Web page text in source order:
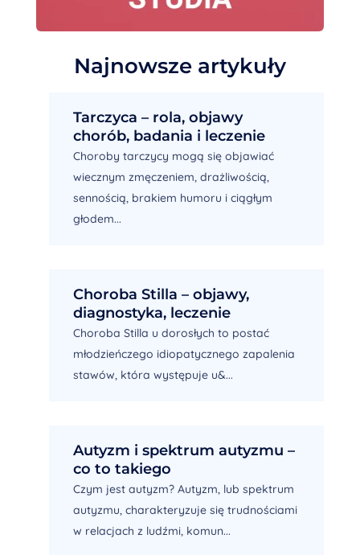
Najnowsze artykuły
Tarczyca – rola, objawy
chorób, badania i leczenie
Choroby tarczycy mogą się objawiać
wiecznym zmęczeniem, drażliwością,
sennością, brakiem humoru i ciągłym
głodem...
Choroba Stilla – objawy,
diagnostyka, leczenie
Choroba Stilla u dorosłych to postać
młodzieńczego idiopatycznego zapalenia
stawów, która występuje u&...
Autyzm i spektrum autyzmu –
co to takiego
Czym jest autyzm? Autyzm, lub spektrum
autyzmu, charakteryzuje się trudnościami
w relacjach z ludźmi, komun...